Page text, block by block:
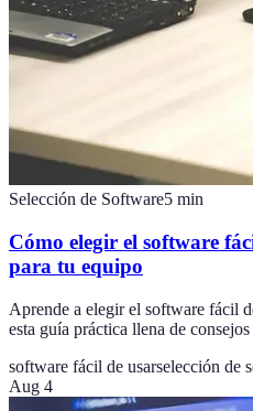
Selección de Software5 min
Cómo elegir el software
para tu equipo
Aprende a elegir el software fácil
esta guía práctica llena de
software fácil de usarselección de
Aug 4